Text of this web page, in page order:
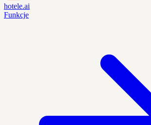
hotele.ai
Funkcje